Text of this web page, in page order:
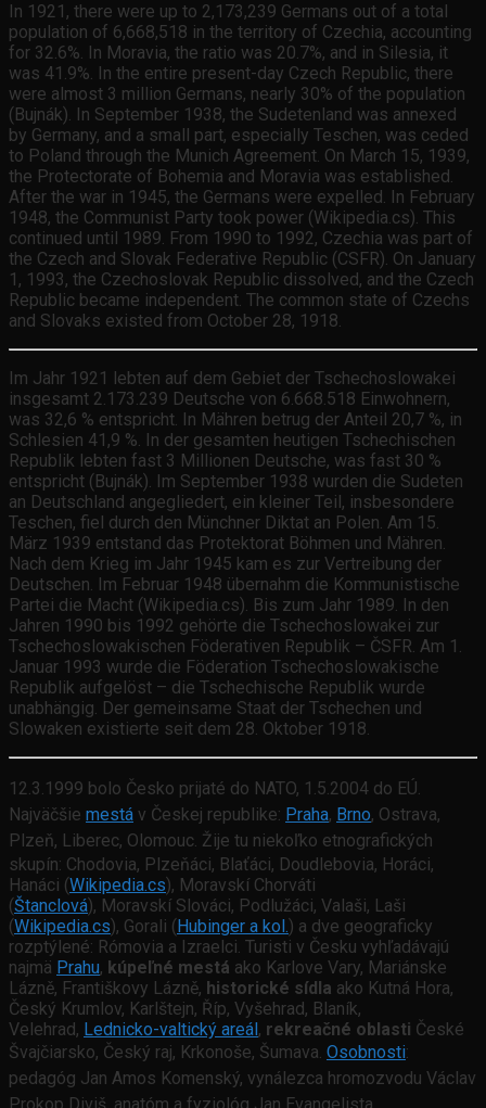
In 1921, there were up to 2,173,239 Germans out of a total
population of 6,668,518 in the territory of Czechia, accounting
for 32.6%. In Moravia, the ratio was 20.7%, and in Silesia, it
was 41.9%. In the entire present-day Czech Republic, there
were almost 3 million Germans, nearly 30% of the population
(Bujnák). In September 1938, the Sudetenland was annexed
by Germany, and a small part, especially Teschen, was ceded
to Poland through the Munich Agreement. On March 15, 1939,
the Protectorate of Bohemia and Moravia was established.
After the war in 1945, the Germans were expelled. In February
1948, the Communist Party took power (Wikipedia.cs). This
continued until 1989. From 1990 to 1992, Czechia was part of
the Czech and Slovak Federative Republic (CSFR). On January
1, 1993, the Czechoslovak Republic dissolved, and the Czech
Republic became independent. The common state of Czechs
and Slovaks existed from October 28, 1918.
Im Jahr 1921 lebten auf dem Gebiet der Tschechoslowakei
insgesamt 2.173.239 Deutsche von 6.668.518 Einwohnern,
was 32,6 % entspricht. In Mähren betrug der Anteil 20,7 %, in
Schlesien 41,9 %. In der gesamten heutigen Tschechischen
Republik lebten fast 3 Millionen Deutsche, was fast 30 %
entspricht (Bujnák). Im September 1938 wurden die Sudeten
an Deutschland angegliedert, ein kleiner Teil, insbesondere
Teschen, fiel durch den Münchner Diktat an Polen. Am 15.
März 1939 entstand das Protektorat Böhmen und Mähren.
Nach dem Krieg im Jahr 1945 kam es zur Vertreibung der
Deutschen. Im Februar 1948 übernahm die Kommunistische
Partei die Macht (Wikipedia.cs). Bis zum Jahr 1989. In den
Jahren 1990 bis 1992 gehörte die Tschechoslowakei zur
Tschechoslowakischen Föderativen Republik – ČSFR. Am 1.
Januar 1993 wurde die Föderation Tschechoslowakische
Republik aufgelöst – die Tschechische Republik wurde
unabhängig. Der gemeinsame Staat der Tschechen und
Slowaken existierte seit dem 28. Oktober 1918.
12.3.1999 bolo Česko prijaté do NATO, 1.5.2004 do EÚ.
Najväčšie mestá v Českej republike: Praha, Brno, Ostrava,
Plzeň, Liberec, Olomouc. Žije tu niekoľko etnografických
skupín: Chodovia, Plzeňáci, Blaťáci, Doudlebovia, Horáci,
Hanáci (Wikipedia.cs), Moravskí Chorváti
(Štanclová), Moravskí Slováci, Podlužáci, Valaši, Laši
(Wikipedia.cs), Gorali ( Hubinger a kol.) a dve geograficky
rozptýlené: Rómovia a Izraelci. Turisti v Česku vyhľadávajú
najmä Prahu, kúpeľné mestá ako Karlove Vary, Mariánske
Lázně, Františkovy Lázně, historické sídla ako Kutná Hora,
Český Krumlov, Karlštejn, Říp, Vyšehrad, Blaník,
Velehrad, Lednicko-valtický areál , rekreačné oblasti České
Švajčiarsko, Český raj, Krkonoše, Šumava. Osobnosti:
pedagóg Jan Amos Komenský, vynálezca hromozvodu Václav